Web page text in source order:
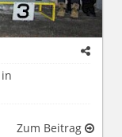
Zum Beitrag